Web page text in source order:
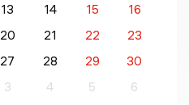
13 14 15
16
20 21 22
23
27 28 29
30
3 4 5 6